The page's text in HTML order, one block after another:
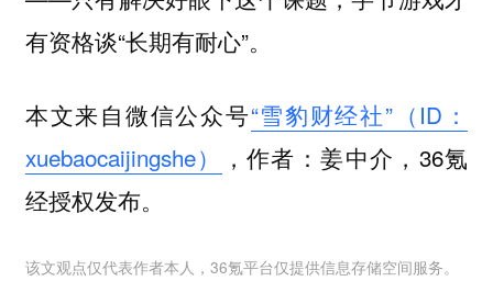
有资格谈“长期有耐心”。
本文来自微信公众号“雪豹财经社”（ID：
xuebaocaijingshe）
，作者：姜中介，36氪
经授权发布。
该文观点仅代表作者本人，36氪平台仅提供信息存储空间服务。